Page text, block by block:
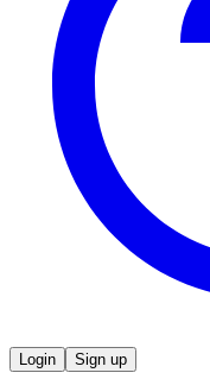
Login Sign up